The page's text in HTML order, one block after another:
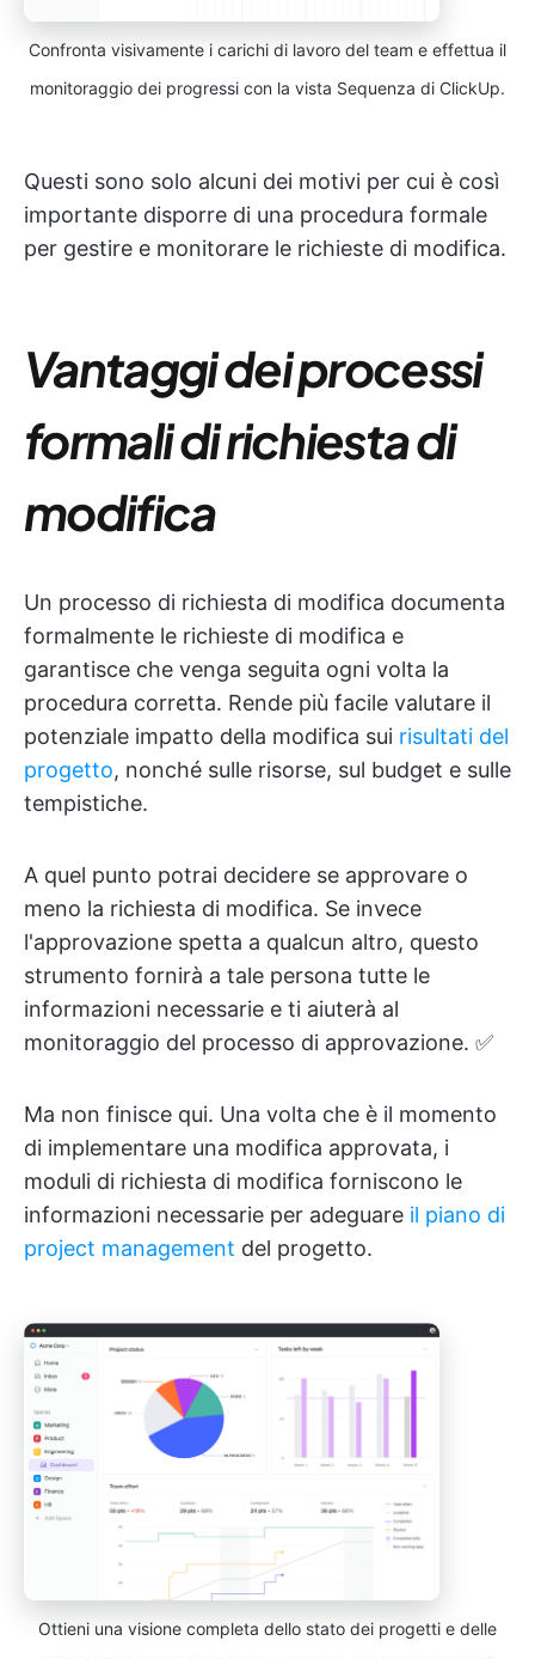
Confronta visivamente i carichi di lavoro del team e effettua il
monitoraggio dei progressi con la vista Sequenza di ClickUp.
Questi sono solo alcuni dei motivi per cui è così
importante disporre di una procedura formale
per gestire e monitorare le richieste di modifica.
Vantaggi deiprocessi
formali di richiesta di
modifica
Un processo di richiesta di modifica documenta
formalmente le richieste di modifica e
garantisce che venga seguita ogni volta la
procedura corretta. Rende più facile valutare il
potenziale impatto della modifica sui risultati del
progetto, nonché sulle risorse, sul budget e sulle
tempistiche.
A quel punto potrai decidere se approvare o
meno la richiesta di modifica. Se invece
l'approvazione spetta a qualcun altro, questo
strumento fornirà a tale persona tutte le
informazioni necessarie e ti aiuterà al
monitoraggio del processo di approvazione. ✅
Ma non finisce qui. Una volta che è il momento
di implementare una modifica approvata, i
moduli di richiesta di modifica forniscono le
informazioni necessarie per adeguare il piano di
project management del progetto.
Ottieni una visione completa dello stato dei progetti e delle